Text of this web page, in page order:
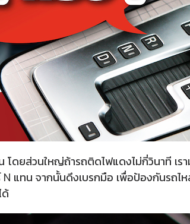
ยส่วนใหญ่ถ้ารถติดไฟแดงไม่กี่วินาที เรา
แทน จากนั้นดึงเบรกมือ เพื่อป้องกันรถไห
ด้